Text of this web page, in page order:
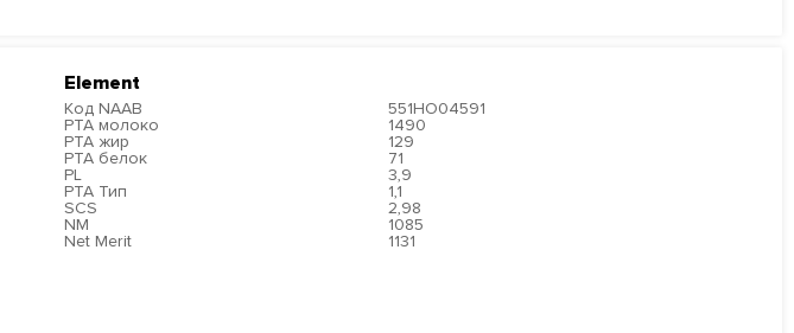
Element
Код NAAB
551HO04591
PTA молоко
1490
PTA жир
129
PTA белок
71
PL
3,9
PTA Тип
1,1
SCS
2,98
NM
1085
Net Merit
1131